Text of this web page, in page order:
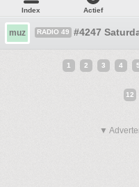
Index Actief
muz RADIO 49 #4247
1 2 3 4 5
12
▼